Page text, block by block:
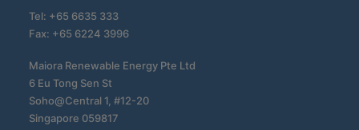
Tel: +65 6635 333
Fax: +65 6224 3996
Maiora Renewable Energy Pte Ltd
6 Eu Tong Sen St
Soho@Central 1, #12-20
Singapore 059817